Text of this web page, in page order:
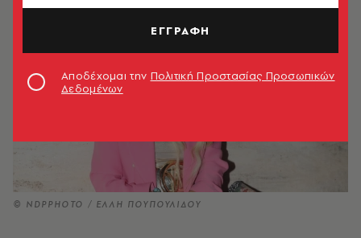
© NDPPHOTO / ΕΛΛΗ ΠΟΥΠΟΥΛΙΔΟΥ
ΕΓΓΡΑΦΗ
Αποδέχομαι την Πολιτική Προστασίας Προσωπικών
Δεδομένων